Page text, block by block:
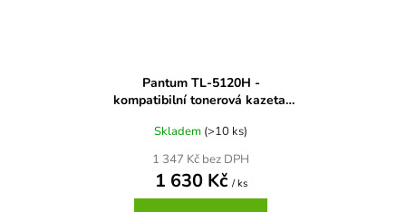
Pantum TL-5120H -
kompatibilní tonerová kazeta,
Skladem (>10 ks)
1 347 Kč bez DPH
1 630 Kč / ks